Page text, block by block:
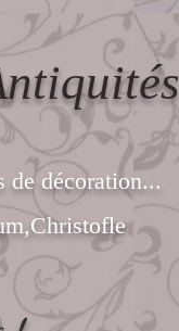
de décoration...